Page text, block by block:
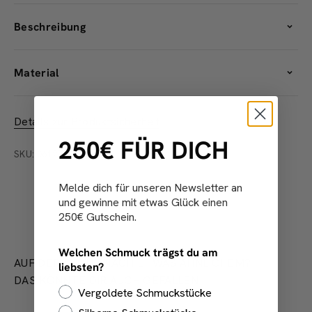
Beschreibung
Material
Details zur Produktsicherheit
SKU: 0612752424_49
AUF DER SUCHE NACH ETWAS ÄHNLICHEM?
DAS KÖNNTE DIR AUCH GEFALLEN
250€ FÜR DICH
Melde dich für unseren Newsletter an
und gewinne mit etwas Glück einen
250€ Gutschein.
Welchen Schmuck trägst du am
liebsten?
Vergoldete Schmuckstücke